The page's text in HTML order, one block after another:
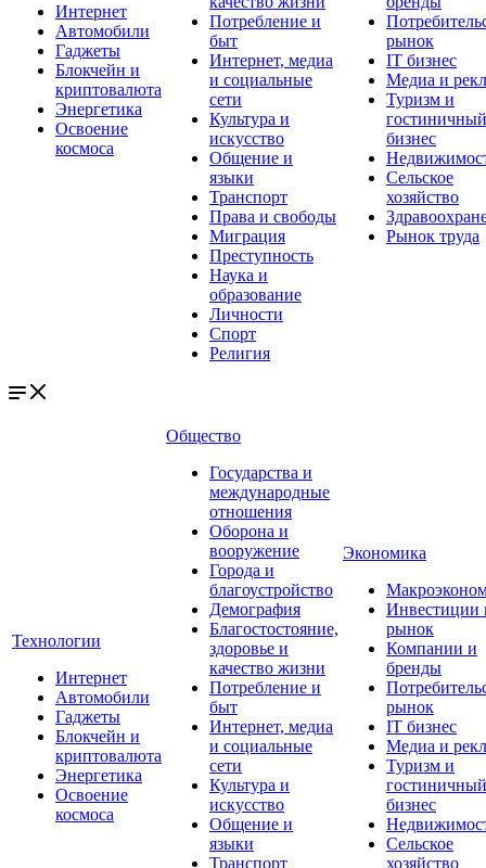
Интернет
Автомобили
Гаджеты
Блокчейн и
криптовалюта
Энергетика
Освоение
космоса
Потребление и
быт
Интернет, медиа
и социальные
сети
Культура и
искусство
Общение и
языки
Транспорт
Права и свободы
Миграция
Преступность
Наука и
образование
Личности
Спорт
Религия
рынок
IT бизнес
Медиа и
Туризм и
гостиничный
бизнес
Сельское
хозяйство
Рынок труда
Технологии
Интернет
Автомобили
Гаджеты
Блокчейн и
криптовалюта
Энергетика
Освоение
космоса
Общество
Государства и
международные
отношения
Оборона и
вооружение
Города и
благоустройство
Демография
Благостостояние,
здоровье и
качество жизни
Потребление и
быт
Интернет, медиа
и социальные
сети
Культура и
искусство
Общение и
языки
Транспорт
Экономика
Инвестиции
рынок
Компании и
бренды
рынок
IT бизнес
Медиа и
Туризм и
гостиничный
бизнес
Сельское
хозяйство